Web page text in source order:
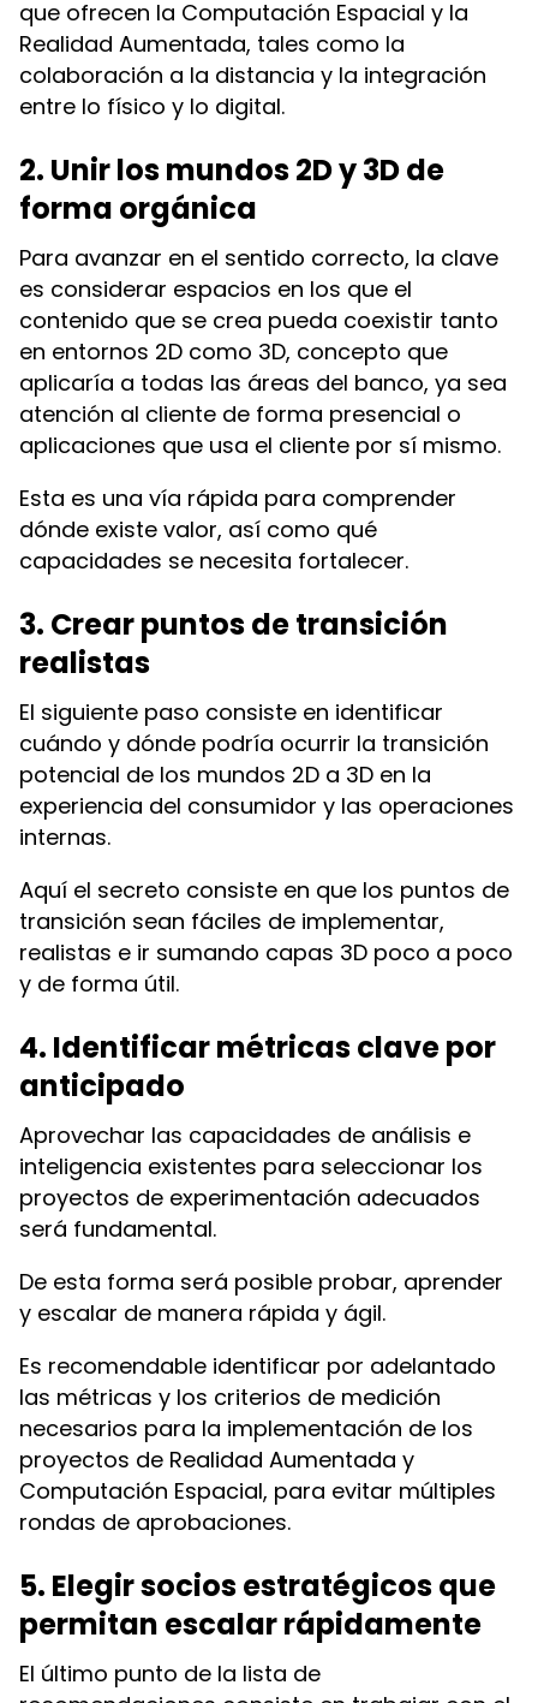
que ofrecen la Computación Espacial y la
Realidad Aumentada, tales como la
colaboración a la distancia y la integración
entre lo físico y lo digital.
2. Unir los mundos 2D y 3D de
forma orgánica
Para avanzar en el sentido correcto, la clave
es considerar espacios en los que el
contenido que se crea pueda coexistir tanto
en entornos 2D como 3D, concepto que
aplicaría a todas las áreas del banco, ya sea
atención al cliente de forma presencial o
aplicaciones que usa el cliente por sí mismo.
Esta es una vía rápida para comprender
dónde existe valor, así como qué
capacidades se necesita fortalecer.
3. Crear puntos de transición
realistas
El siguiente paso consiste en identificar
cuándo y dónde podría ocurrir la transición
potencial de los mundos 2D a 3D en la
experiencia del consumidor y las operaciones
internas.
Aquí el secreto consiste en que los puntos de
transición sean fáciles de implementar,
realistas e ir sumando capas 3D poco a poco
y de forma útil.
4. Identificar métricas clave por
anticipado
Aprovechar las capacidades de análisis e
inteligencia existentes para seleccionar los
proyectos de experimentación adecuados
será fundamental.
De esta forma será posible probar, aprender
y escalar de manera rápida y ágil.
Es recomendable identificar por adelantado
las métricas y los criterios de medición
necesarios para la implementación de los
proyectos de Realidad Aumentada y
Computación Espacial, para evitar múltiples
rondas de aprobaciones.
5. Elegir socios estratégicos que
permitan escalar rápidamente
El último punto de la lista de